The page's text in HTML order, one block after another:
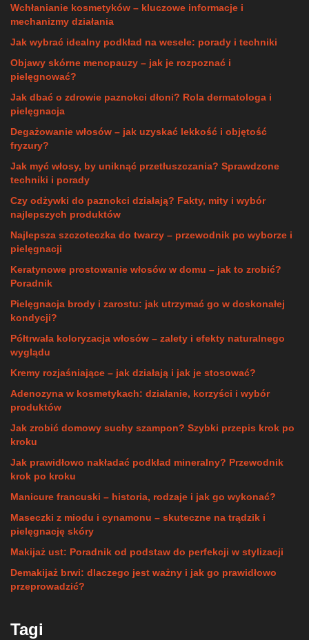
Wchłanianie kosmetyków – kluczowe informacje i
mechanizmy działania
Jak wybrać idealny podkład na wesele: porady i techniki
Objawy skórne menopauzy – jak je rozpoznać i
pielęgnować?
Jak dbać o zdrowie paznokci dłoni? Rola dermatologa i
pielęgnacja
Degażowanie włosów – jak uzyskać lekkość i objętość
fryzury?
Jak myć włosy, by uniknąć przetłuszczania? Sprawdzone
techniki i porady
Czy odżywki do paznokci działają? Fakty, mity i wybór
najlepszych produktów
Najlepsza szczoteczka do twarzy – przewodnik po wyborze i
pielęgnacji
Keratynowe prostowanie włosów w domu – jak to zrobić?
Poradnik
Pielęgnacja brody i zarostu: jak utrzymać go w doskonałej
kondycji?
Półtrwała koloryzacja włosów – zalety i efekty naturalnego
wyglądu
Kremy rozjaśniające – jak działają i jak je stosować?
Adenozyna w kosmetykach: działanie, korzyści i wybór
produktów
Jak zrobić domowy suchy szampon? Szybki przepis krok po
kroku
Jak prawidłowo nakładać podkład mineralny? Przewodnik
krok po kroku
Manicure francuski – historia, rodzaje i jak go wykonać?
Maseczki z miodu i cynamonu – skuteczne na trądzik i
pielęgnację skóry
Makijaż ust: Poradnik od podstaw do perfekcji w stylizacji
Demakijaż brwi: dlaczego jest ważny i jak go prawidłowo
przeprowadzić?
Tagi